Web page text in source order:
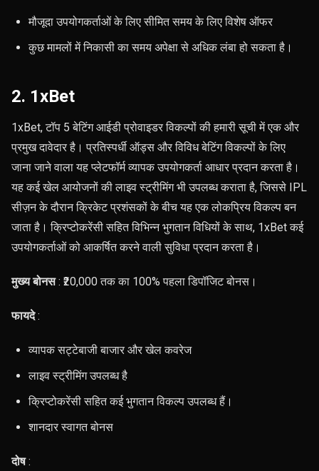
मौजूदा उपयोगकर्ताओं के लिए सीमित समय के लिए विशेष ऑफर
कुछ मामलों में निकासी का समय अपेक्षा से अधिक लंबा हो सकता है।
2. 1xBet
1xBet, टॉप 5 बेटिंग आईडी प्रोवाइडर विकल्पों की हमारी सूची में एक और
प्रमुख दावेदार है। प्रतिस्पर्धी ऑड्स और विविध बेटिंग विकल्पों के लिए
जाना जाने वाला यह प्लेटफॉर्म व्यापक उपयोगकर्ता आधार प्रदान करता है।
यह कई खेल आयोजनों की लाइव स्ट्रीमिंग भी उपलब्ध कराता है, जिससे IPL
सीज़न के दौरान क्रिकेट प्रशंसकों के बीच यह एक लोकप्रिय विकल्प बन
जाता है। क्रिप्टोकरेंसी सहित विभिन्न भुगतान विधियों के साथ, 1xBet कई
उपयोगकर्ताओं को आकर्षित करने वाली सुविधा प्रदान करता है।
मुख्य बोनस: ₹20,000 तक का 100% पहला डिपॉजिट बोनस।
फायदे:
व्यापक सट्टेबाजी बाजार और खेल कवरेज
लाइव स्ट्रीमिंग उपलब्ध है
क्रिप्टोकरेंसी सहित कई भुगतान विकल्प उपलब्ध हैं।
शानदार स्वागत बोनस
दोष: